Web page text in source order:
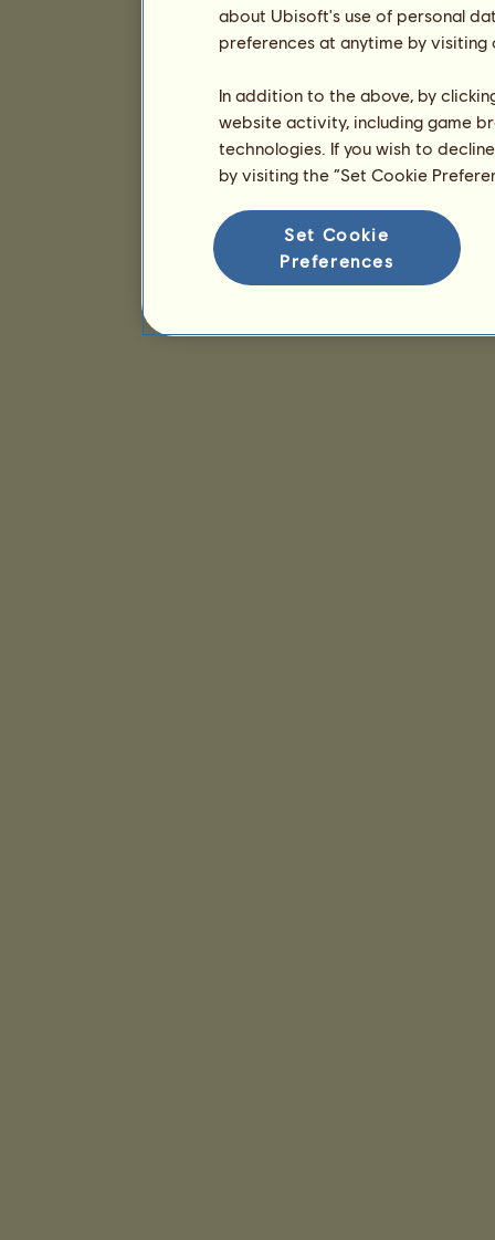
about Ubisoft's use of personal
preferences at anytime by
In addition to the above, by
website activity, including game
technologies. If you wish to
by visiting the “Set Cookie
Set Cookie
Preferences